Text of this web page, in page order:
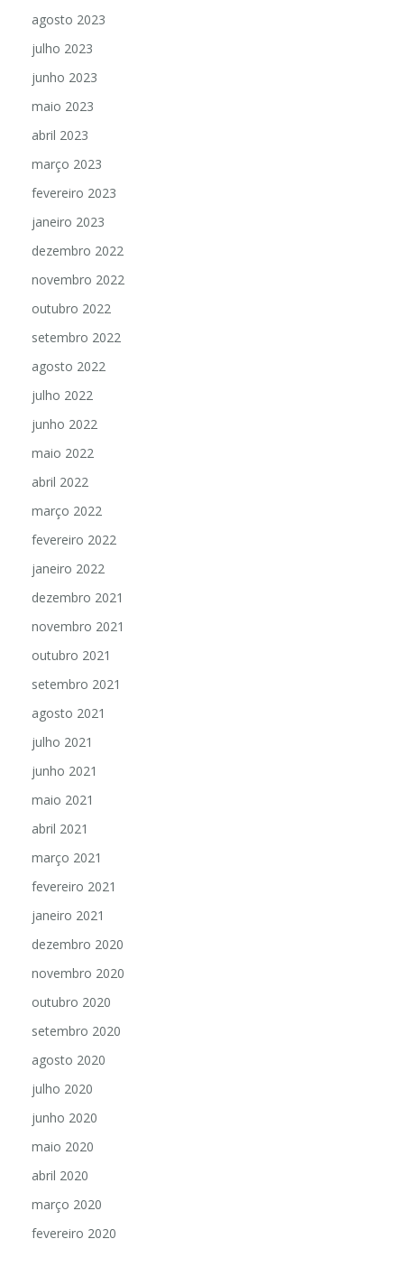
agosto 2023
julho 2023
junho 2023
maio 2023
abril 2023
março 2023
fevereiro 2023
janeiro 2023
dezembro 2022
novembro 2022
outubro 2022
setembro 2022
agosto 2022
julho 2022
junho 2022
maio 2022
abril 2022
março 2022
fevereiro 2022
janeiro 2022
dezembro 2021
novembro 2021
outubro 2021
setembro 2021
agosto 2021
julho 2021
junho 2021
maio 2021
abril 2021
março 2021
fevereiro 2021
janeiro 2021
dezembro 2020
novembro 2020
outubro 2020
setembro 2020
agosto 2020
julho 2020
junho 2020
maio 2020
abril 2020
março 2020
fevereiro 2020